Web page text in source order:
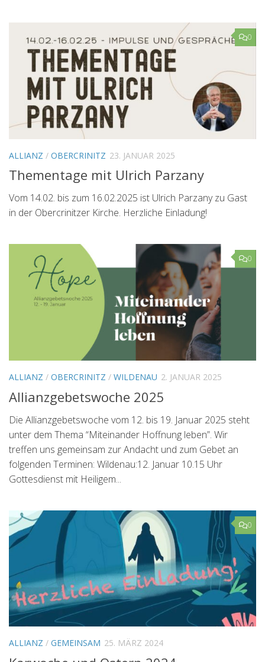
0
ALLIANZ / OBERCRINITZ 23. JANUAR 2025
Thementage mit Ulrich Parzany
Vom 14.02. bis zum 16.02.2025 ist Ulrich Parzany zu Gast
in der Obercrinitzer Kirche. Herzliche Einladung!
0
ALLIANZ / OBERCRINITZ / WILDENAU 2. JANUAR 2025
Allianzgebetswoche 2025
Die Allianzgebetswoche vom 12. bis 19. Januar 2025 steht
unter dem Thema “Miteinander Hoffnung leben”. Wir
treffen uns gemeinsam zur Andacht und zum Gebet an
folgenden Terminen: Wildenau:12. Januar 10.15 Uhr
Gottesdienst mit Heiligem...
0
ALLIANZ / GEMEINSAM 25. MÄRZ 2024